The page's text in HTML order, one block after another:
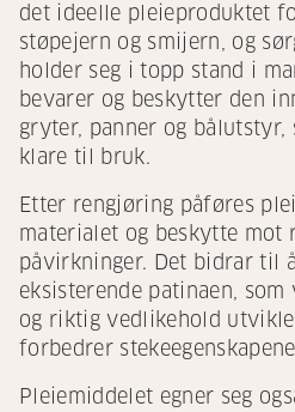
det ideelle pleieproduktet
støpejern og smijern, og
holder seg i topp stand i
bevarer og beskytter den
gryter, panner og
klare til bruk.
Etter rengjøring påføres
materialet og beskytte mot
påvirkninger. Det bidrar til
eksisterende patinaen,
og riktig vedlikehold
forbedrer
Pleiemiddelet egner seg